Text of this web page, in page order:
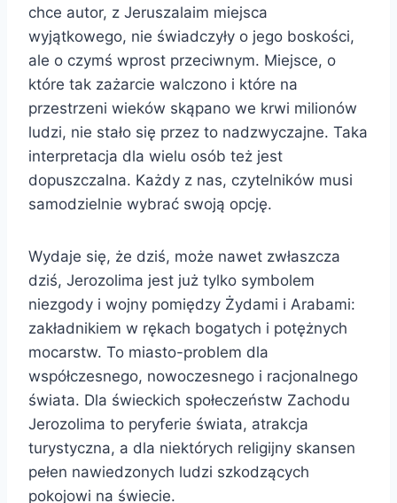
chce autor, z Jeruszalaim miejsca
wyjątkowego, nie świadczyły o jego boskości,
ale o czymś wprost przeciwnym. Miejsce, o
które tak zażarcie walczono i które na
przestrzeni wieków skąpano we krwi milionów
ludzi, nie stało się przez to nadzwyczajne. Taka
interpretacja dla wielu osób też jest
dopuszczalna. Każdy z nas, czytelników musi
samodzielnie wybrać swoją opcję.
Wydaje się, że dziś, może nawet zwłaszcza
dziś, Jerozolima jest już tylko symbolem
niezgody i wojny pomiędzy Żydami i Arabami:
zakładnikiem w rękach bogatych i potężnych
mocarstw. To miasto-problem dla
współczesnego, nowoczesnego i racjonalnego
świata. Dla świeckich społeczeństw Zachodu
Jerozolima to peryferie świata, atrakcja
turystyczna, a dla niektórych religijny skansen
pełen nawiedzonych ludzi szkodzących
pokojowi na świecie.